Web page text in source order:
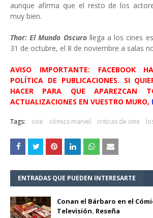
aunque afirma que el resto de los
muy bien.
Thor: El Mundo Oscurollega a los cines
31 de octubre, el 8 de noviembre a salas
AVISO IMPORTANTE: FACEBOOK
POLÍTICA DE PUBLICACIONES. SI
HACER PARA QUE APAREZCAN
ACTUALIZACIONES EN VUESTRO MURO,
Tags: cine cómics marvel criticas de cine
ENTRADAS QUE PUEDEN INTERESARTE
Conan el Bárbaro en el
Televisión. Reseña